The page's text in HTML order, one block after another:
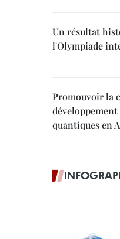
Un résultat
l'Olympiade
Promouvoir la
quantiques en